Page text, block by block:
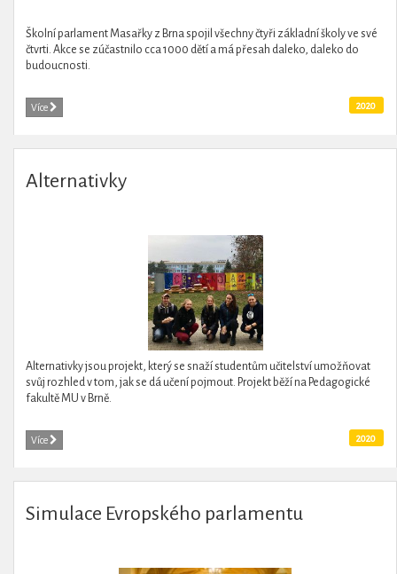
Školní parlament Masařky z Brna spojil všechny čtyři základní školy ve své
čtvrti. Akce se zúčastnilo cca 1000 dětí a má přesah daleko, daleko do
budoucnosti.
Více 2020
Alternativky
Alternativky jsou projekt, který se snaží studentům učitelství umožňovat
svůj rozhled v tom, jak se dá učení pojmout. Projekt běží na Pedagogické
fakultě MU v Brně.
Více 2020
Simulace Evropského parlamentu